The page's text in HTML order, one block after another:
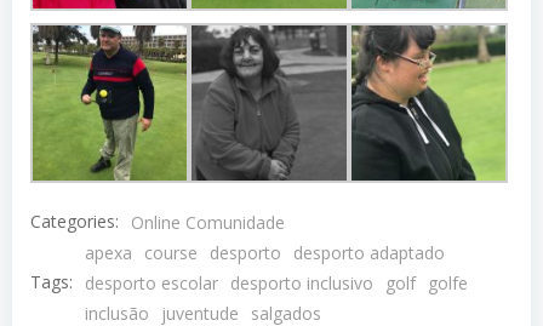
Categories: Online Comunidade
Tags:
apexa course desporto
desporto adaptado
desporto escolar desporto inclusivo golf
golfe
inclusão
juventude salgados